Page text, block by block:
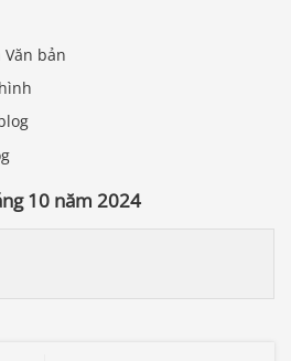
bản
10 năm 2024